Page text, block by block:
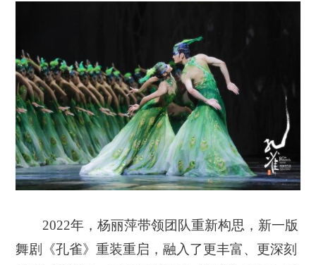
2022年，杨丽萍带领团队重新构思，新一版
舞剧《孔雀》重装重启，融入了更丰富、更深刻